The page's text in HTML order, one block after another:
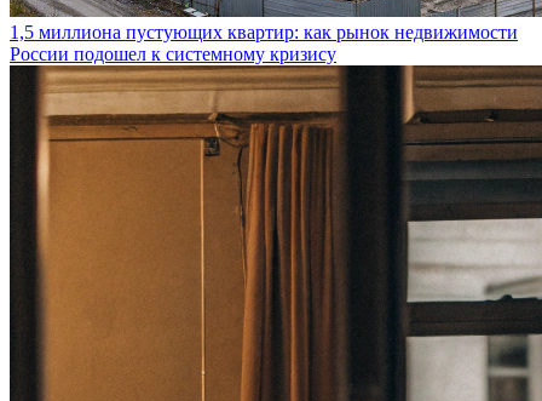
1,5 миллиона пустующих квартир: как рынок недвижимости
России подошел к системному кризису